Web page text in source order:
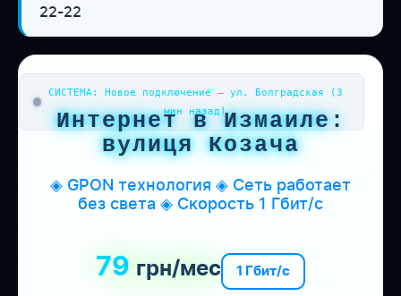
22-22
СИСТЕМА: Новое подключение — ул. Болградская (3
мин назад)
Интернет в Измаиле:
вулиця Козача
◈ GPON технология ◈ Сеть работает
без света ◈ Скорость 1 Гбит/с
79 грн/мес 1 Гбит/с